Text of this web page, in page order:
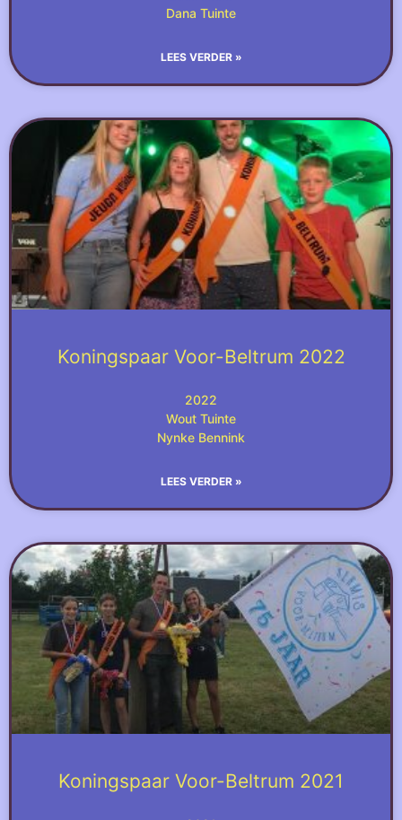
Dana Tuinte
LEES VERDER »
Koningspaar Voor-Beltrum 2022
2022
Wout Tuinte
Nynke Bennink
LEES VERDER »
Koningspaar Voor-Beltrum 2021